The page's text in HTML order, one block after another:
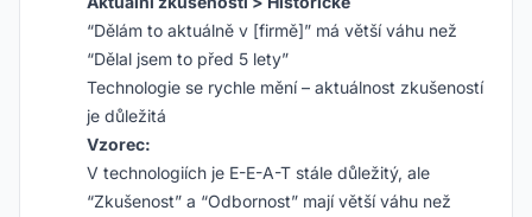
“Dělám to aktuálně v [firmě]” má větší váhu než
“Dělal jsem to před 5 lety”
Technologie se rychle mění – aktuálnost zkušeností
je důležitá
Vzorec:
V technologiích je E-E-A-T stále důležitý, ale
“Zkušenost” a “Odbornost” mají větší váhu než